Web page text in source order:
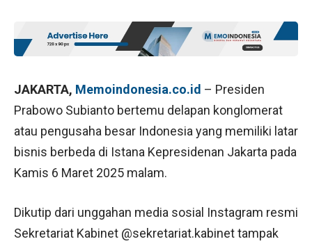
JAKARTA, Memoindonesia.co.id – Presiden
Prabowo Subianto bertemu delapan konglomerat
atau pengusaha besar Indonesia yang memiliki latar
bisnis berbeda di Istana Kepresidenan Jakarta pada
Kamis 6 Maret 2025 malam.
Dikutip dari unggahan media sosial Instagram resmi
Sekretariat Kabinet @sekretariat.kabinet tampak